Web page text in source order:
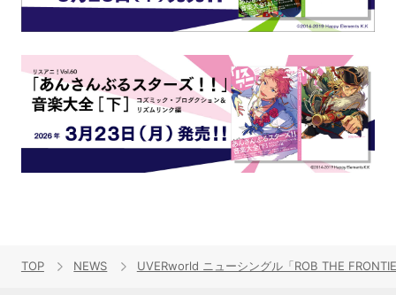
TOP NEWS UVERworld ニューシングル「ROB THE